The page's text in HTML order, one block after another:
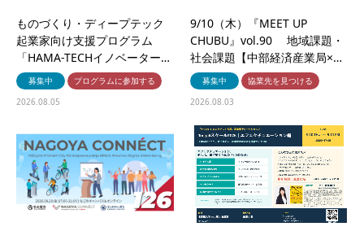
ものづくり・ディープテック
起業家向け支援プログラム
「HAMA-TECHイノベーター…
募集中
プログラムに参加する
2026.08.05
9/10（木）『MEET UP
CHUBU』vol.90 地域課題・
社会課題【中部経済産業局×…
募集中
協業先を見つける
2026.08.03